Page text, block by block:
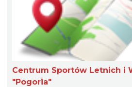
Centrum Sportów Letnich i
"Pogoria"